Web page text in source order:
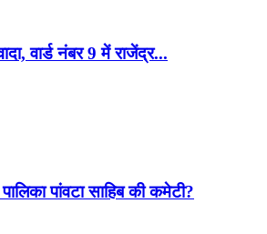
वार्ड नंबर 9 में राजेंद्र...
पांवटा साहिब की कमेटी?